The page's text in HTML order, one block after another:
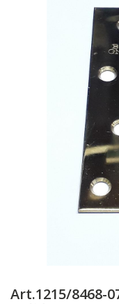
Art.1215/8468-